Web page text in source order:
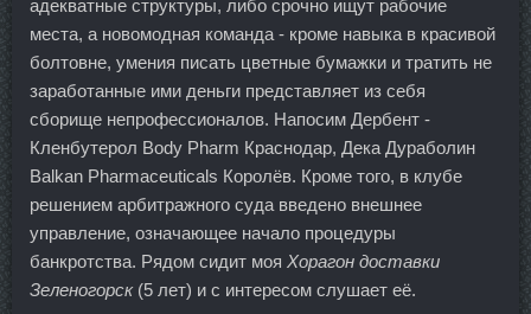
адекватные структуры, либо срочно ищут рабочие
места, а новомодная команда - кроме навыка в красивой
болтовне, умения писать цветные бумажки и тратить не
заработанные ими деньги представляет из себя
сборище непрофессионалов. Напосим Дербент -
Кленбутерол Body Pharm Краснодар, Дека Дураболин
Balkan Pharmaceuticals Королёв. Кроме того, в клубе
решением арбитражного суда введено внешнее
управление, означающее начало процедуры
банкротства. Рядом сидит моя Хорагон доставки
Зеленогорск(5 лет) и с интересом слушает её.